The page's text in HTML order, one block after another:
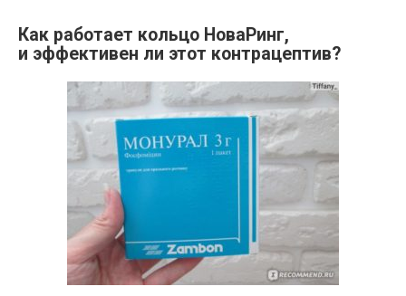
Как работает кольцо НоваРинг,
и эффективен ли этот контрацептив?